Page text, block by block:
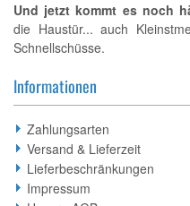
Und jetzt kommt es noch
die Haustür... auch
Schnellschüsse.
Informationen
Zahlungsarten
Versand & Lieferzeit
Lieferbeschränkungen
Impressum